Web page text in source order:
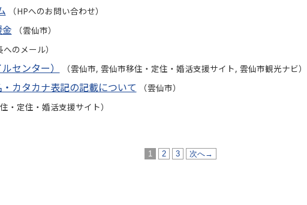
（HPへのお問い合わせ）
（雲仙市）
へのメール）
センター） （雲仙市, 雲仙市移住・定住・婚活支援サイト, 雲仙市観光ナビ）
カタカナ表記の記載について （雲仙市）
・定住・婚活支援サイト）
1 2 3 次へ→